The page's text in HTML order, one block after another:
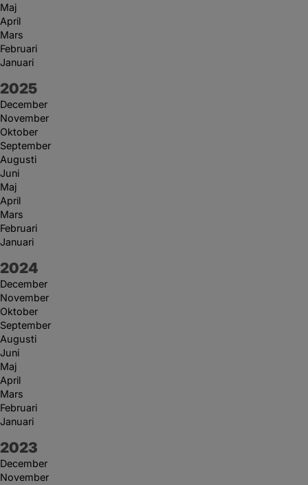
Maj
April
Mars
Februari
Januari
År:
2025
December
November
Oktober
September
Augusti
Juni
Maj
April
Mars
Februari
Januari
År:
2024
December
November
Oktober
September
Augusti
Juni
Maj
April
Mars
Februari
Januari
År:
2023
December
November